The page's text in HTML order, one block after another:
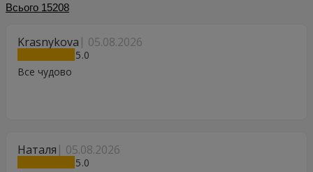
Всього 15208
Krasnykova 05.08.2026
5
Все чудово
Наталя 05.08.2026
5